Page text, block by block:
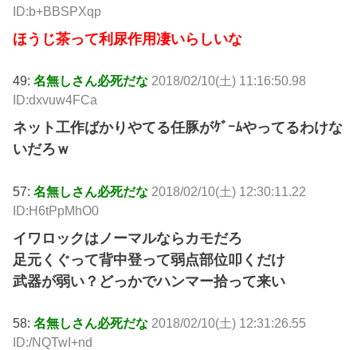
ID:b+BBSPXqp
ほうじ茶って利尿作用凄いらしいな
49:名無しさん必死だな 2018/02/10(土) 11:16:50.98
ID:dxvuw4FCa
ネット工作ばかりやてる任豚がｹﾞｰﾑやってるわけな
いだろｗ
57:名無しさん必死だな 2018/02/10(土) 12:30:11.22
ID:H6tPpMhO0
イワロックはノーマルならカモだろ
足元くぐって背中登って弱点部位叩くだけ
武器が弱い？どっかでハンマー拾って来い
58:名無しさん必死だな 2018/02/10(土) 12:31:26.55
ID:/NQTwI+nd